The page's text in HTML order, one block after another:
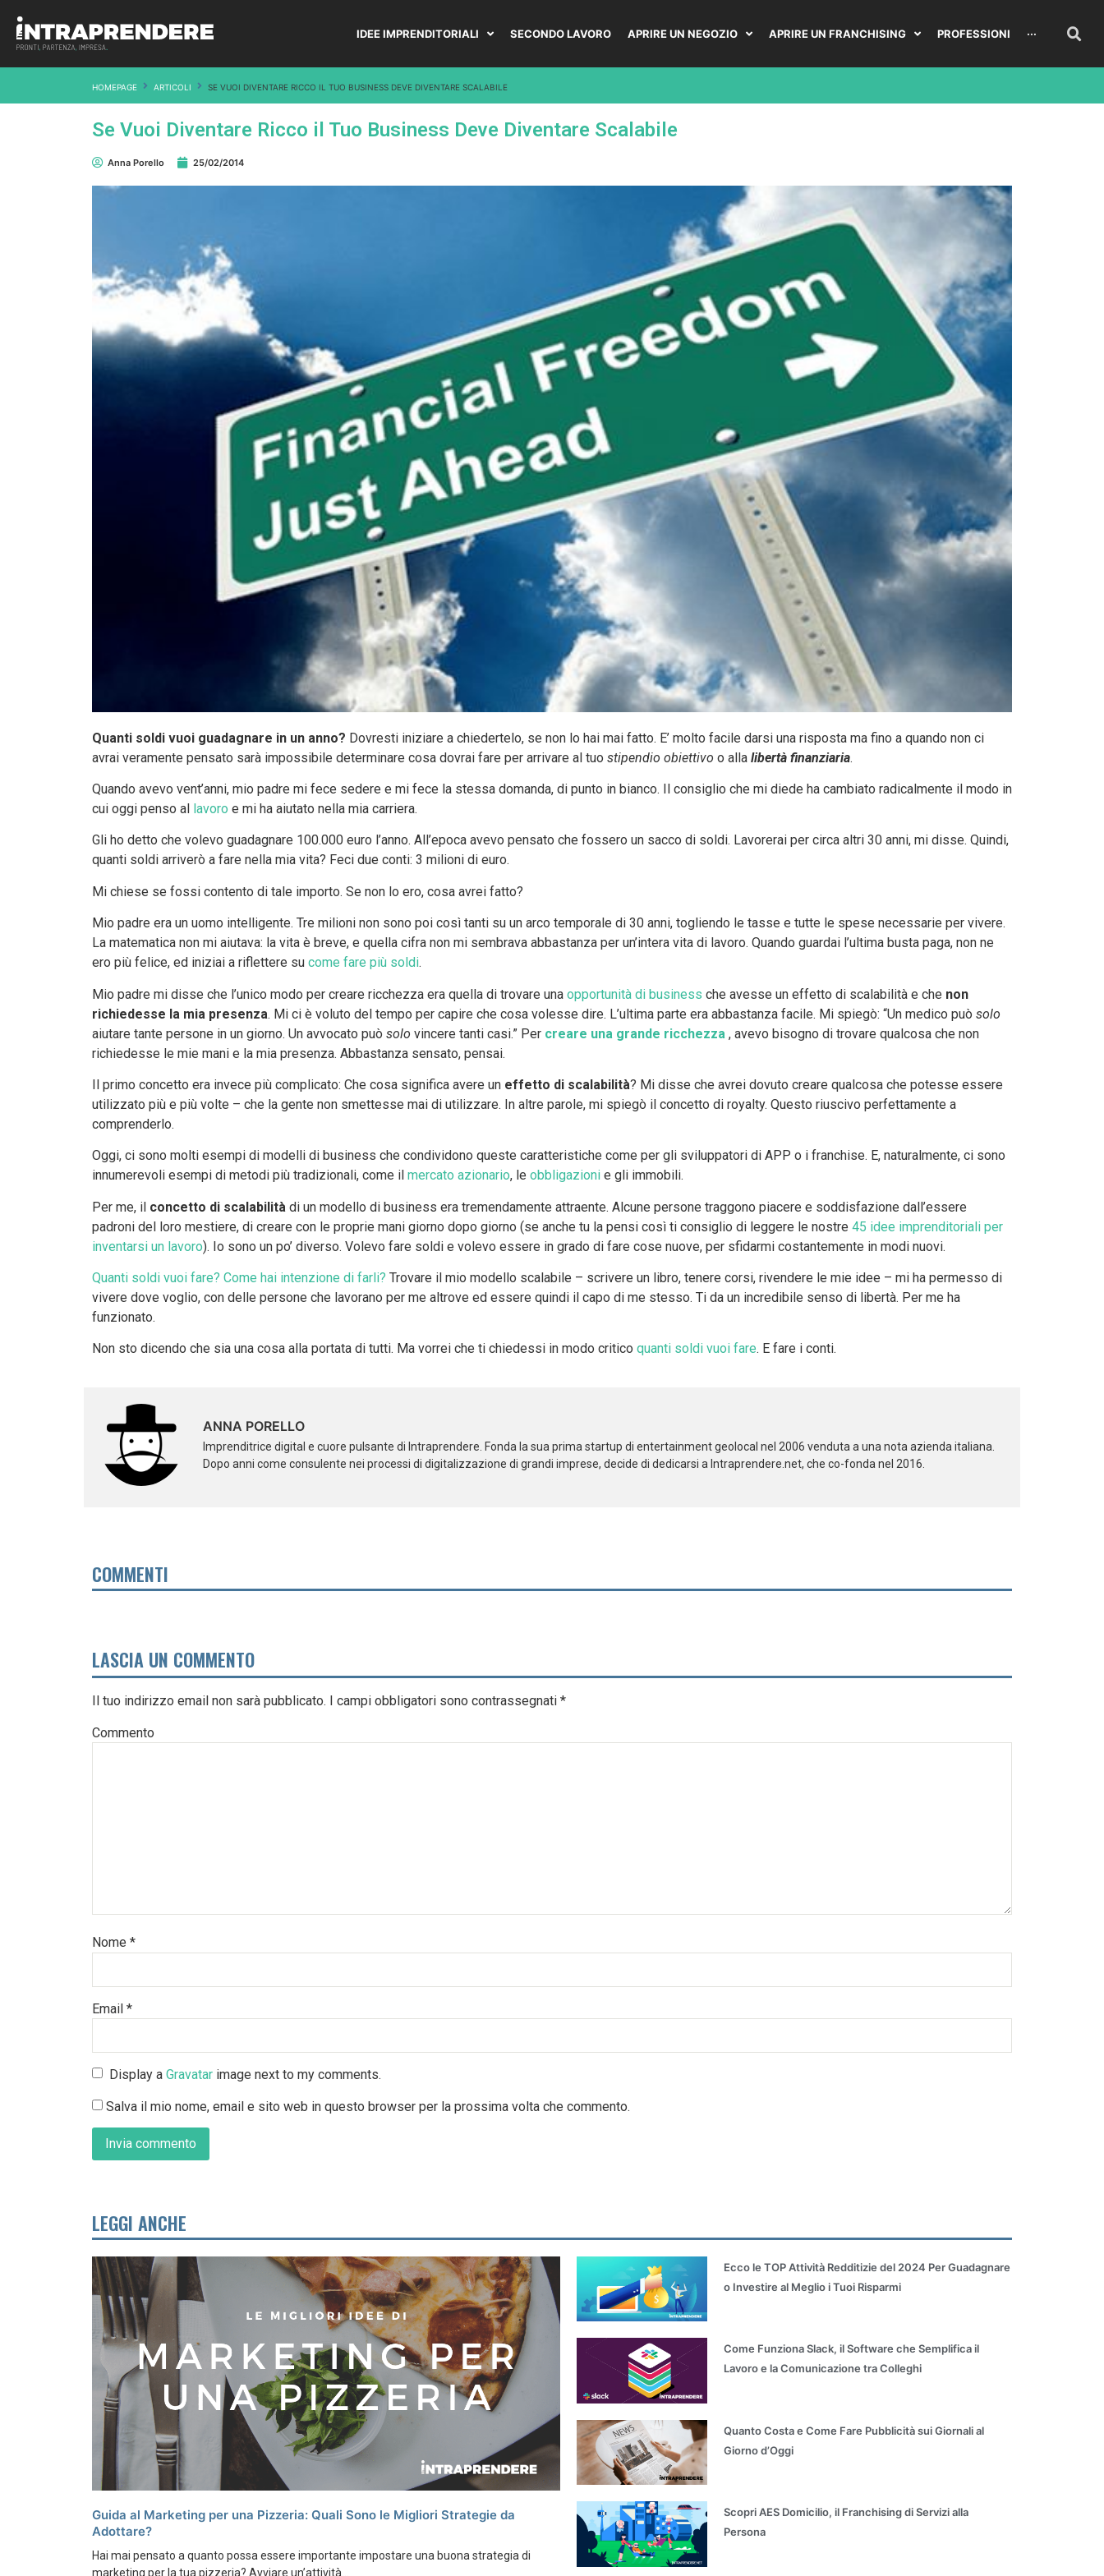
IDEE IMPRENDITORIALI SECONDO LAVORO APRIRE UN NEGOZIO APRIRE UN FRANCHISING PROFESSIONI ···
HOMEPAGE ARTICOLI SE VUOI DIVENTARE RICCO IL TUO BUSINESS DEVE DIVENTARE SCALABILE
Se Vuoi Diventare Ricco il Tuo Business Deve Diventare Scalabile
Anna Porello 25/02/2014
Quanti soldi vuoi guadagnare in un anno? Dovresti iniziare a chiedertelo, se non lo hai mai fatto. E’ molto facile darsi una risposta ma fino a quando non ci
avrai veramente pensato sarà impossibile determinare cosa dovrai fare per arrivare al tuo stipendio obiettivo o alla libertà finanziaria.
Quando avevo vent’anni, mio padre mi fece sedere e mi fece la stessa domanda, di punto in bianco. Il consiglio che mi diede ha cambiato radicalmente il modo in
cui oggi penso al lavoro e mi ha aiutato nella mia carriera.
Gli ho detto che volevo guadagnare 100.000 euro l’anno. All’epoca avevo pensato che fossero un sacco di soldi. Lavorerai per circa altri 30 anni, mi disse. Quindi,
quanti soldi arriverò a fare nella mia vita? Feci due conti: 3 milioni di euro.
Mi chiese se fossi contento di tale importo. Se non lo ero, cosa avrei fatto?
Mio padre era un uomo intelligente. Tre milioni non sono poi così tanti su un arco temporale di 30 anni, togliendo le tasse e tutte le spese necessarie per vivere.
La matematica non mi aiutava: la vita è breve, e quella cifra non mi sembrava abbastanza per un’intera vita di lavoro. Quando guardai l’ultima busta paga, non ne
ero più felice, ed iniziai a riflettere su come fare più soldi.
Mio padre mi disse che l’unico modo per creare ricchezza era quella di trovare una opportunità di business che avesse un effetto di scalabilità e che non
richiedesse la mia presenza. Mi ci è voluto del tempo per capire che cosa volesse dire. L’ultima parte era abbastanza facile. Mi spiegò: “Un medico può solo
aiutare tante persone in un giorno. Un avvocato può solo vincere tanti casi.” Per creare una grande ricchezza , avevo bisogno di trovare qualcosa che non
richiedesse le mie mani e la mia presenza. Abbastanza sensato, pensai.
Il primo concetto era invece più complicato: Che cosa significa avere un effetto di scalabilità? Mi disse che avrei dovuto creare qualcosa che potesse essere
utilizzato più e più volte – che la gente non smettesse mai di utilizzare. In altre parole, mi spiegò il concetto di royalty. Questo riuscivo perfettamente a
comprenderlo.
Oggi, ci sono molti esempi di modelli di business che condividono queste caratteristiche come per gli sviluppatori di APP o i franchise. E, naturalmente, ci sono
innumerevoli esempi di metodi più tradizionali, come il mercato azionario, le obbligazioni e gli immobili.
Per me, il concetto di scalabilità di un modello di business era tremendamente attraente. Alcune persone traggono piacere e soddisfazione dall’essere
padroni del loro mestiere, di creare con le proprie mani giorno dopo giorno (se anche tu la pensi così ti consiglio di leggere le nostre 45 idee imprenditoriali per
inventarsi un lavoro). Io sono un po’ diverso. Volevo fare soldi e volevo essere in grado di fare cose nuove, per sfidarmi costantemente in modi nuovi.
Quanti soldi vuoi fare? Come hai intenzione di farli? Trovare il mio modello scalabile – scrivere un libro, tenere corsi, rivendere le mie idee – mi ha permesso di
vivere dove voglio, con delle persone che lavorano per me altrove ed essere quindi il capo di me stesso. Ti da un incredibile senso di libertà. Per me ha
funzionato.
Non sto dicendo che sia una cosa alla portata di tutti. Ma vorrei che ti chiedessi in modo critico quanti soldi vuoi fare. E fare i conti.
ANNA PORELLO
Imprenditrice digital e cuore pulsante di Intraprendere. Fonda la sua prima startup di entertainment geolocal nel 2006 venduta a una nota azienda italiana.
Dopo anni come consulente nei processi di digitalizzazione di grandi imprese, decide di dedicarsi a Intraprendere.net, che co-fonda nel 2016.
COMMENTI
LASCIA UN COMMENTO
Il tuo indirizzo email non sarà pubblicato. I campi obbligatori sono contrassegnati *
Commento
Nome *
Email *
Display aGravatar image next to my comments.
Salva il mio nome, email e sito web in questo browser per la prossima volta che commento.
LEGGI ANCHE
Guida al Marketing per una Pizzeria: Quali Sono le Migliori Strategie da
Adottare?
Hai mai pensato a quanto possa essere importante impostare una buona strategia di
marketing per la tua pizzeria? Avviare un’attività...
Ecco le TOP Attività Redditizie del 2024 Per Guadagnare
o Investire al Meglio i Tuoi Risparmi
Come Funziona Slack, il Software che Semplifica il
Lavoro e la Comunicazione tra Colleghi
Quanto Costa e Come Fare Pubblicità sui Giornali al
Giorno d’Oggi
Scopri AES Domicilio, il Franchising di Servizi alla
Persona